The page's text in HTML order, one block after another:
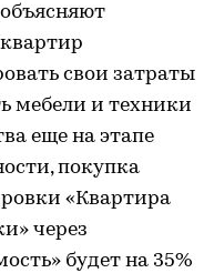
свои затраты
мебели и техники
еще на этапе
покупка
«Квартира
через
будет на 35%